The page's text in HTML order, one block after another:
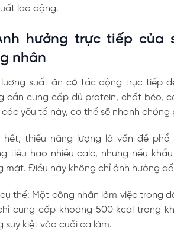
lao động.
hưởng trực tiếp của
nhân
suất ăn có tác động trực tiếp
cần cung cấp đủ protein, chất béo,
yếu tố này, cơ thể sẽ nhanh chóng
hết, thiếu năng lượng là vấn đề
tiêu hao nhiều calo, nhưng nếu
mặt. Điều này không chỉ ảnh hưởng
thể: Một công nhân làm việc trong
cung cấp khoảng 500 kcal trong
suy kiệt vào cuối ca làm.